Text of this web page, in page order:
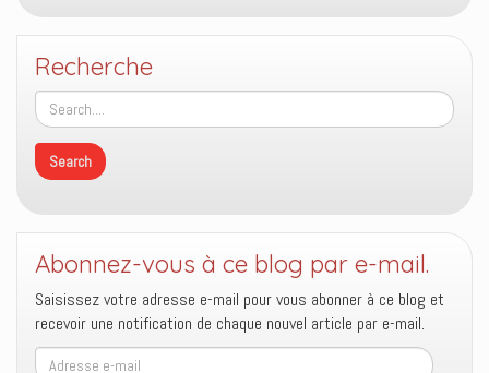
Recherche
Abonnez-vous à ce blog par e-mail.
Saisissez votre adresse e-mail pour vous abonner à ce blog et
recevoir une notification de chaque nouvel article par e-mail.
Adresse